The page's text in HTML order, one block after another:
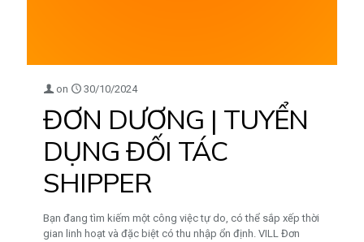
on 30/10/2024
ĐƠN DƯƠNG | TUYỂN
DỤNG ĐỐI TÁC
SHIPPER
Bạn đang tìm kiếm một công việc tự do, có thể sắp xếp thời
gian linh hoạt và đặc biệt có thu nhập ổn định. VILL Đơn